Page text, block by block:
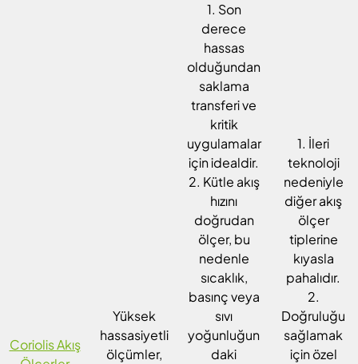
Coriolis Akış
Yüksek
hassasiyetli
ölçümler,
1. Son
derece
hassas
olduğundan
saklama
transferi ve
kritik
uygulamalar
için idealdir.
2. Kütle akış
hızını
doğrudan
ölçer, bu
nedenle
sıcaklık,
basınç veya
sıvı
yoğunluğun
daki
1. İleri
teknoloji
nedeniyle
diğer akış
ölçer
tiplerine
kıyasla
pahalıdır.
2.
Doğruluğu
sağlamak
için özel